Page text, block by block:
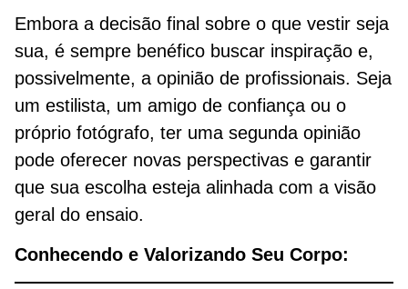
Embora a decisão final sobre o que vestir seja
sua, é sempre benéfico buscar inspiração e,
possivelmente, a opinião de profissionais. Seja
um estilista, um amigo de confiança ou o
próprio fotógrafo, ter uma segunda opinião
pode oferecer novas perspectivas e garantir
que sua escolha esteja alinhada com a visão
geral do ensaio.
Conhecendo e Valorizando Seu Corpo: